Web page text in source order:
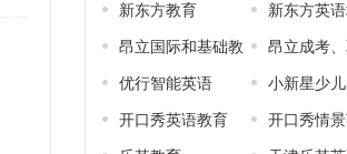
新东方教育 新东方英语
昂立国际和基础教
昂立成考
优行智能英语
小新星少
开口秀英语教育 开口秀情